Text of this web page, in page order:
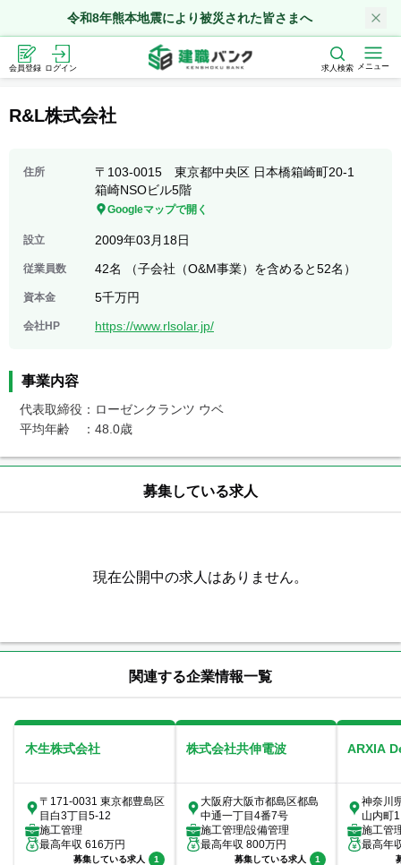
令和8年熊本地震により被災された皆さまへ
会員登録 ログイン 求人検索 メニュー
R&L株式会社
住所
〒103-0015 東京都中央区 日本橋箱崎町20-1
箱崎NSOビル5階
Googleマップで開く
設立 2009年03月18日
従業員数 42名 （子会社（O&M事業）を含めると52名）
資本金 5千万円
会社HP https://www.rlsolar.jp/
事業内容
代表取締役：ローゼンクランツ ウベ
募集している求人
現在公開中の求人はありません。
関連する企業情報一覧
木生株式会社
〒171-0031 東京都豊島区
目白3丁目5-12
施工管理
最高年収 616万円
募集している求人 1
株式会社共伸電波
大阪府大阪市都島区都島
中通一丁目4番7号
施工管理/設備管理
最高年収 800万円
募集している求人 1
ARXIA
神奈川
山内町
室
施工管
最高年